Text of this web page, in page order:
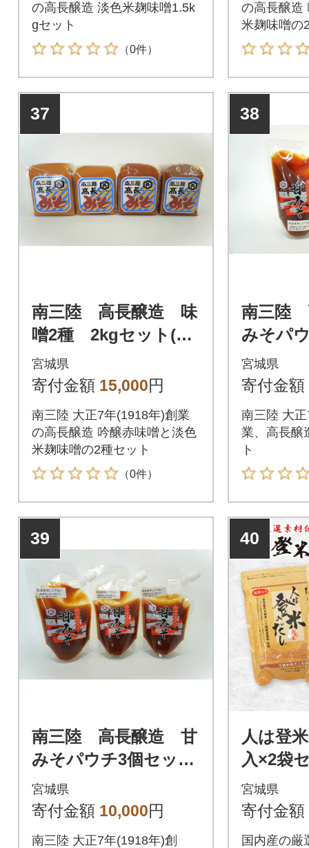
の高長醸造 淡色米麹味噌1.5k
gセット
（0件）
の高長醸造
米麹味噌の
37
南三陸 高長醸造 味
噌2種 2kgセット(吟
醸赤味噌500g×2個
淡色米麹味噌500g×2
宮城県
寄付金額 15,000円
南三陸 大正7年(1918年)創業
の高長醸造 吟醸赤味噌と淡色
米麹味噌の2種セット
（0件）
38
南三陸
みそパ
(350g×2)
宮城県
寄付金額
南三陸 大
業、高長醸
ト
39
南三陸 高長醸造 甘
みそパウチ3個セット
(250g×3個)
宮城県
寄付金額 10,000円
南三陸 大正7年(1918年)創
40
人は登
入×2袋
宮城県
寄付金額
国内産の厳